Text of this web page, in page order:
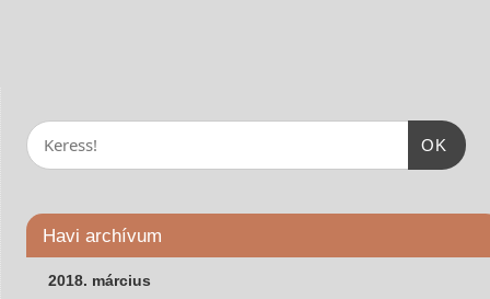
OK
Havi archívum
2018. március